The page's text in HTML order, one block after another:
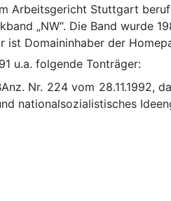
Arbeitsgericht Stuttgart
„NW“. Die Band wurde
Domaininhaber der
u.a. folgende Tonträger:
Nr. 224 vom 28.11.1992,
nationalsozialistisches